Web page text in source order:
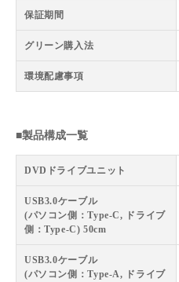
保証期間
グリーン購入法
環境配慮事項
■製品構成一覧
DVDドライブユニット
USB3.0ケーブル
(パソコン側：Type-C, ドライブ
側：Type-C) 50cm
USB3.0ケーブル
(パソコン側：Type-A, ドライブ